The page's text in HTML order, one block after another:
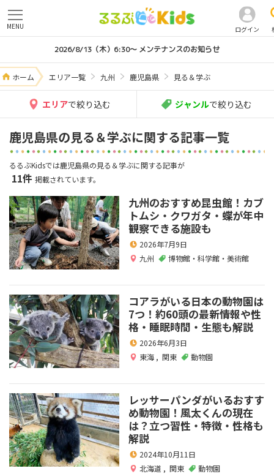
ログイン
MENU
2026/8/13（木）6:30～ メンテナンスのお知らせ
ホーム エリア一覧 九州 鹿児島県 見る＆学ぶ
エリアで絞り込む ジャンルで絞り込む
鹿児島県の見る＆学ぶに関する記事一覧
るるぶKidsでは鹿児島県の見る＆学ぶに関する記事が
11件 掲載されています。
九州のおすすめ昆虫館！カブ
トムシ・クワガタ・蝶が年中
観察できる施設も
2026年7月9日
九州
博物館・科学館・美術館
コアラがいる日本の動物園は
7つ！約60頭の最新情報や性
格・睡眠時間・生態も解説
2026年6月3日
東海 , 関東 動物園
レッサーパンダがいるおすす
め動物園！風太くんの現在
は？立つ習性・特徴・性格も
解説
2024年10月11日
北海道 , 関東 動物園